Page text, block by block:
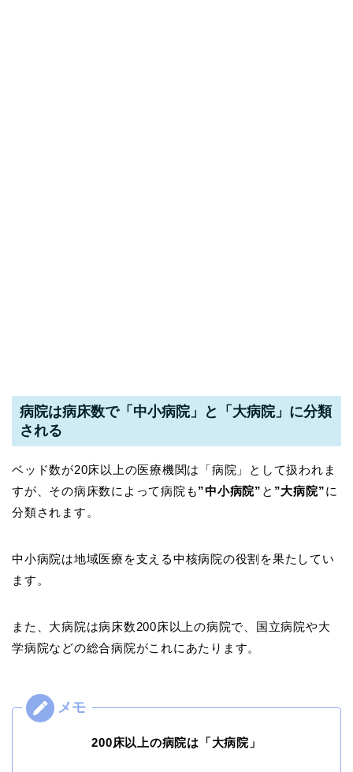
病院は病床数で「中小病院」と「大病院」に分類
される
ベッド数が20床以上の医療機関は「病院」として扱われま
すが、その病床数によって病院も”中小病院” と ”大病院”に
分類されます。
中小病院は地域医療を支える中核病院の役割を果たしてい
ます。
また、大病院は病床数200床以上の病院で、国立病院や大
学病院などの総合病院がこれにあたります。
200床以上の病院は「大病院」